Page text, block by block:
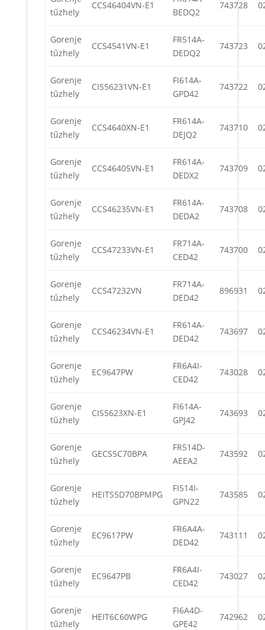
tűzhely
CCS46404VN-E1
BEDQ2
743728
Gorenje
tűzhely
CCS4541VN-E1
FR514A-
DEDQ2
743723
Gorenje
tűzhely
CIS56231VN-E1
FI614A-
GPD42
743722
Gorenje
tűzhely
CCS4640XN-E1
FR614A-
DEJQ2
743710
Gorenje
tűzhely
CCS46405VN-E1
FR614A-
DEDX2
743709
Gorenje
tűzhely
CCS46235VN-E1
FR614A-
DEDA2
743708
Gorenje
tűzhely
CCS47233VN-E1
FR714A-
CED42
743700
Gorenje
tűzhely
CCS47232VN
FR714A-
DED42
896931
Gorenje
tűzhely
CCS46234VN-E1
FR614A-
DED42
743697
Gorenje
tűzhely
EC9647PW
FR6A4I-
CED42
743028
Gorenje
tűzhely
CIS5623XN-E1
FI614A-
GPJ42
743693
Gorenje
tűzhely
GECS5C70BPA
FR514D-
AEEA2
743592
Gorenje
tűzhely
HEITS5D70BPMPG
FI514I-
GPN22
743585
Gorenje
tűzhely
EC9617PW
FR6A4A-
DED42
743111
Gorenje
tűzhely
EC9647PB
FR6A4I-
CED42
743027
Gorenje
tűzhely
HEIT6C60WPG
FI6A4D-
GPE42
742962